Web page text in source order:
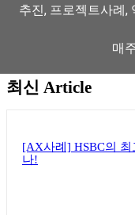
추진, 프로젝트사례,
매
최신 Article
[AX사례] HSBC의
나!